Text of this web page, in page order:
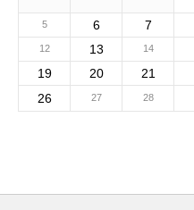
5 6 7
12 13 14
19 20 21
26 27 28